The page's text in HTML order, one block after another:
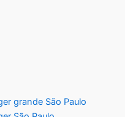
grande São Paulo